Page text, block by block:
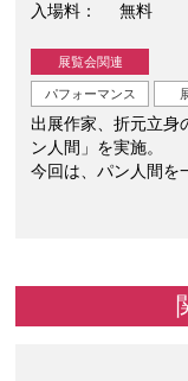
入場料
無料
展覧会関連
パフォーマンス
出展作家、折元立身
ン人間」を実施。
今回は、パン人間を